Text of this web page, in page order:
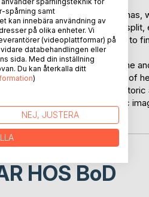
this dilemma Annika
conscious of this inner
story of her dramatic journey to
exploration of the Feminine
life, as well as some of
threads of cultural, mythic,
presents a deeper, holistic
HOS BoD
spårning samt
kan innebära användning av
på olika enheter. Vi
(videoplattformar) på
databehandlingen eller
sida. Med din inställning
Du kan återkalla ditt
)
NEJ, JUSTERA